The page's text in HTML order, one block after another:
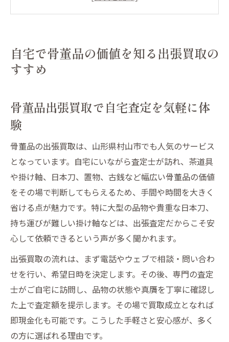
骨董品や茶道具の査定に安心を求めるなら
査定時に重視すべき骨董品の保存状態とは
日本刀や置物の安全な出張買取の流れを解
古銭など骨董品買取 注意点を事前に把握
信頼できる骨董品買取業者の見分け方
日本刀や掛け軸を高く売る買取サービス活用術
日本刀や掛け軸は専門店の骨董品買取を選
ぶ
骨董品買取 山形で高額査定を狙うポイント
は
古銭や骨董品の買取で査定額を上げるコツ
掛け軸 買取 出張を利用するメリット
古銭や置物の買取前に知っておくポイント
古銭や置物の骨董品買取で重要な査定要素
自宅で骨董品の価値を知る出張買取の
すすめ
骨董品出張買取で自宅査定を気軽に体
験
骨董品の出張買取は、山形県村山市でも人気のサービス
となっています。自宅にいながら査定士が訪れ、茶道具
や掛け軸、日本刀、置物、古銭など幅広い骨董品の価値
をその場で判断してもらえるため、手間や時間を大きく
省ける点が魅力です。特に大型の品物や貴重な日本刀、
持ち運びが難しい掛け軸などは、出張査定だからこそ安
心して依頼できるという声が多く聞かれます。
出張買取の流れは、まず電話やウェブで相談・問い合わ
せを行い、希望日時を決定します。その後、専門の査定
士がご自宅に訪問し、品物の状態や真贋を丁寧に確認し
た上で査定額を提示します。その場で買取成立となれば
即現金化も可能です。こうした手軽さと安心感が、多く
の方に選ばれる理由です。